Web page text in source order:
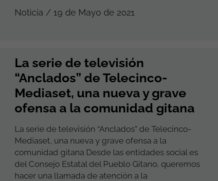
Noticia / 19 de Mayo de 2021
La serie de televisión
“Anclados” de Telecinco-
Mediaset, una nueva y grave
ofensa a la comunidad gitana
La serie de televisión “Anclados” de Telecinco-
Mediaset, una nueva y grave ofensa a la
comunidad gitana Desde las entidades social es
del Consejo Estatal del Pueblo Gitano, queremos
hacer una llamada de atención a la